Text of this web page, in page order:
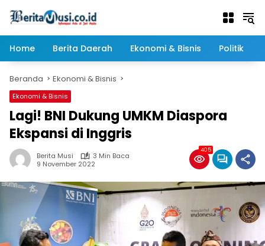
Home
Berita Daerah Ekonomi & Bisnis Politik
Beranda Ekonomi & Bisnis
Ekonomi & Bisnis
Lagi! BNI Dukung UMKM Diaspora
Ekspansi di Inggris
Berita Musi
3 Min Baca
9 November 2022
405